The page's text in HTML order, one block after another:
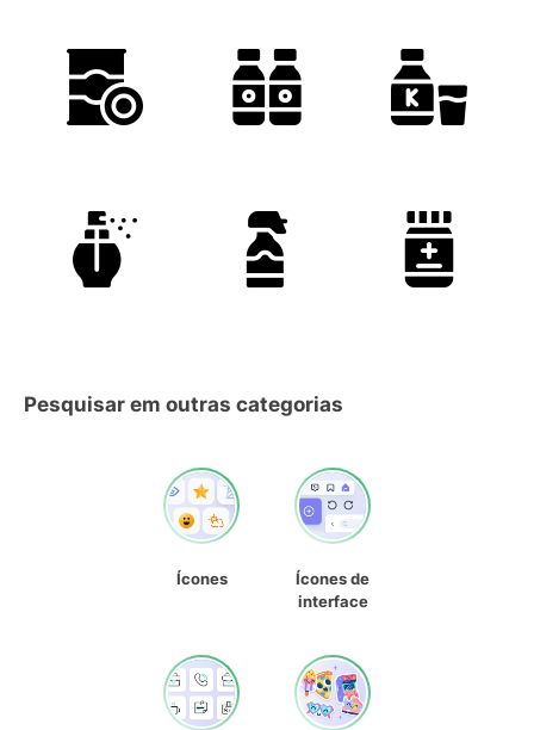
Pesquisar em outras categorias
Ícones
Ícones de
interface